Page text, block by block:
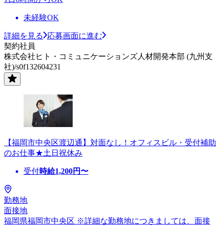
未経験OK
詳細を見る
応募画面に進む
契約社員
株式会社ヒト・コミュニケーションズ人材開発本部 (九州支
社)/s0f132604231
【福岡市中央区渡辺通】対面なし！オフィスビル・受付補助
のお仕事★土日祝休み
受付時給1,200円〜
勤務地
面接地
福岡県福岡市中央区 ※詳細な勤務地につきましては、面接